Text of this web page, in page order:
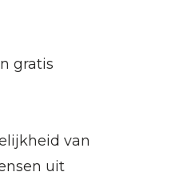
gratis
van
uit